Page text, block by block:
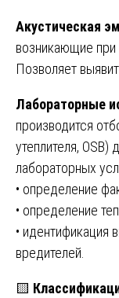
Акустическая
возникающие при
Позволяет
Лабораторные
производится
утеплителя, OSB)
лабораторных
• определение
• определение
• идентификация
вредителей.
🟨